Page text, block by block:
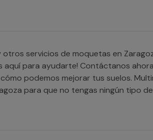
otros servicios de moquetas en
aquí para ayudarte! Contáctanos
podemos mejorar tus suelos.
para que no tengas ningún tipo